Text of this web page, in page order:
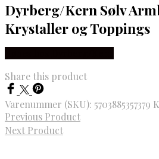
Dyrberg/Kern Sølv
Krystaller og Toppings
Share this product
Varenummer (SKU): 5703885357379
Previous Product
Next Product